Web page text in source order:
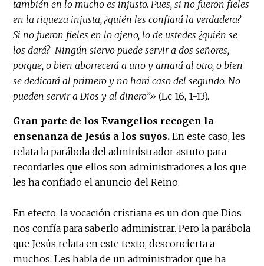
también en lo mucho es injusto. Pues, si no fueron fieles
en la riqueza injusta, ¿quién les confiará la verdadera?
Si no fueron fieles en lo ajeno, lo de ustedes ¿quién se
los dará? Ningún siervo puede servir a dos señores,
porque, o bien aborrecerá a uno y amará al otro, o bien
se dedicará al primero y no hará caso del segundo. No
pueden servir a Dios y al dinero”» (Lc 16, 1-13).
Gran parte de los Evangelios recogen la
enseñanza de Jesús a los suyos. En este caso, les
relata la parábola del administrador astuto para
recordarles que ellos son administradores a los que
les ha confiado el anuncio del Reino.
En efecto, la vocación cristiana es un don que Dios
nos confía para saberlo administrar. Pero la parábola
que Jesús relata en este texto, desconcierta a
muchos. Les habla de un administrador que ha